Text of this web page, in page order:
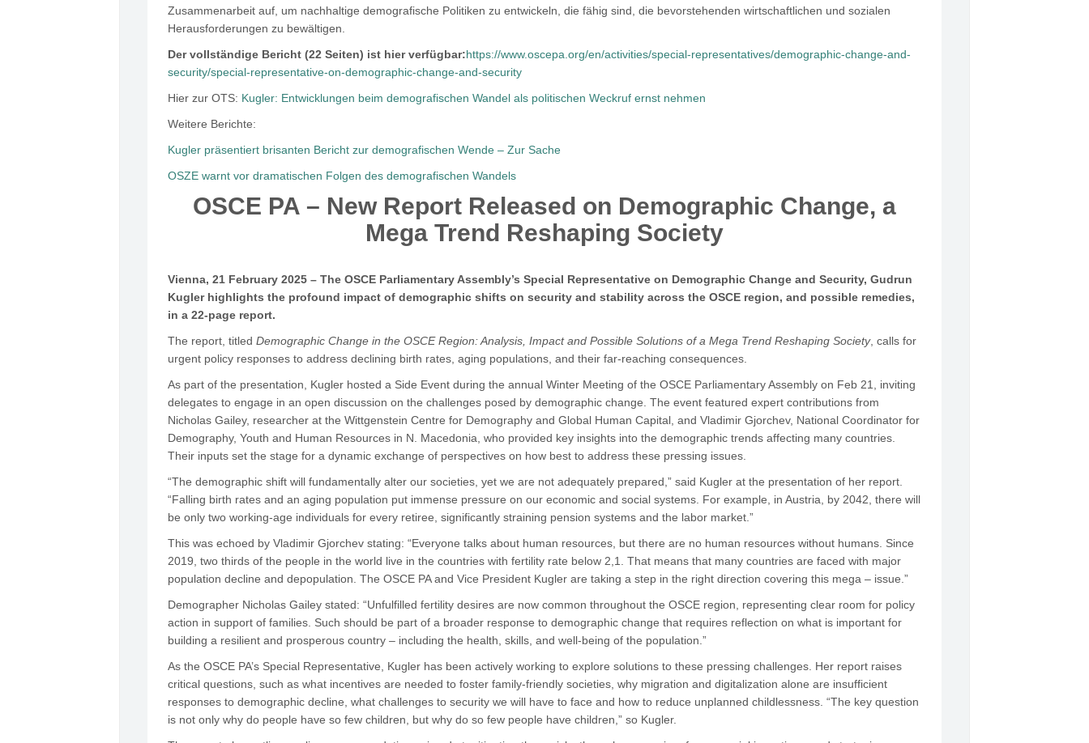
Zusammenarbeit auf, um nachhaltige demografische Politiken zu entwickeln, die fähig sind, die bevorstehenden wirtschaftlichen und sozialen
Herausforderungen zu bewältigen.
Der vollständige Bericht (22 Seiten) ist hier verfügbar:https://www.oscepa.org/en/activities/special-representatives/demographic-change-and-
security/special-representative-on-demographic-change-and-security
Hier zur OTS: Kugler: Entwicklungen beim demografischen Wandel als politischen Weckruf ernst nehmen
Weitere Berichte:
Kugler präsentiert brisanten Bericht zur demografischen Wende – Zur Sache
OSZE warnt vor dramatischen Folgen des demografischen Wandels
OSCE PA – New Report Released on Demographic Change, a
Mega Trend Reshaping Society
Vienna, 21 February 2025 – The OSCE Parliamentary Assembly’s Special Representative on Demographic Change and Security, Gudrun
Kugler highlights the profound impact of demographic shifts on security and stability across the OSCE region, and possible remedies,
in a 22-page report.
The report, titled Demographic Change in the OSCE Region: Analysis, Impact and Possible Solutions of a Mega Trend Reshaping Society, calls for
urgent policy responses to address declining birth rates, aging populations, and their far-reaching consequences.
As part of the presentation, Kugler hosted a Side Event during the annual Winter Meeting of the OSCE Parliamentary Assembly on Feb 21, inviting
delegates to engage in an open discussion on the challenges posed by demographic change. The event featured expert contributions from
Nicholas Gailey, researcher at the Wittgenstein Centre for Demography and Global Human Capital, and Vladimir Gjorchev, National Coordinator for
Demography, Youth and Human Resources in N. Macedonia, who provided key insights into the demographic trends affecting many countries.
Their inputs set the stage for a dynamic exchange of perspectives on how best to address these pressing issues.
“The demographic shift will fundamentally alter our societies, yet we are not adequately prepared,” said Kugler at the presentation of her report.
“Falling birth rates and an aging population put immense pressure on our economic and social systems. For example, in Austria, by 2042, there will
be only two working-age individuals for every retiree, significantly straining pension systems and the labor market.”
This was echoed by Vladimir Gjorchev stating: “Everyone talks about human resources, but there are no human resources without humans. Since
2019, two thirds of the people in the world live in the countries with fertility rate below 2,1. That means that many countries are faced with major
population decline and depopulation. The OSCE PA and Vice President Kugler are taking a step in the right direction covering this mega – issue.”
Demographer Nicholas Gailey stated: “Unfulfilled fertility desires are now common throughout the OSCE region, representing clear room for policy
action in support of families. Such should be part of a broader response to demographic change that requires reflection on what is important for
building a resilient and prosperous country – including the health, skills, and well-being of the population.”
As the OSCE PA’s Special Representative, Kugler has been actively working to explore solutions to these pressing challenges. Her report raises
critical questions, such as what incentives are needed to foster family-friendly societies, why migration and digitalization alone are insufficient
responses to demographic decline, what challenges to security we will have to face and how to reduce unplanned childlessness. “The key question
is not only why do people have so few children, but why do so few people have children,” so Kugler.